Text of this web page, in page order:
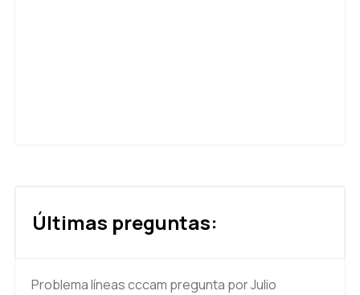
Últimas preguntas:
Problema líneas cccam pregunta por Julio